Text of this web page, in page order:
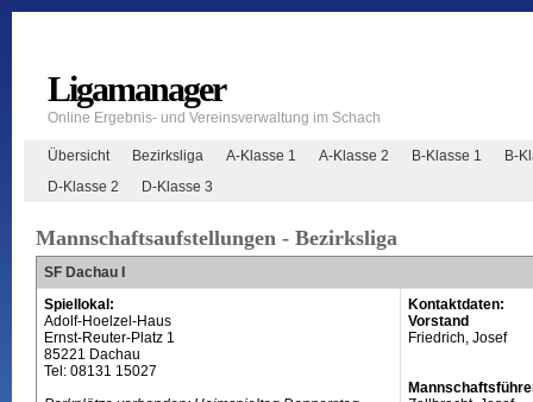
Ligamanager
Online Ergebnis- und Vereinsverwaltung im Schach
Übersicht Bezirksliga A-Klasse 1 A-Klasse 2 B-Klasse 1
B-
D-Klasse 2
D-Klasse 3
Mannschaftsaufstellungen - Bezirksliga
SF Dachau I
Spiellokal:
Adolf-Hoelzel-Haus
Ernst-Reuter-Platz 1
85221 Dachau
Tel: 08131 15027
Kontaktdaten:
Vorstand
Friedrich, Josef